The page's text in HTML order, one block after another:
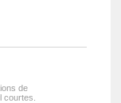
de
courtes.